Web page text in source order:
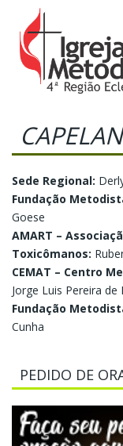
Sede Regional:
Fundação
Goese
AMART –
Toxicômanos:
CEMAT – Centro
Jorge Luis Pereira de
Fundação
Cunha
PEDIDO DE